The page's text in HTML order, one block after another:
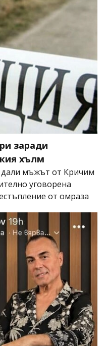
заради
хълм
мъжът от Кричим
уговорена
от омраза